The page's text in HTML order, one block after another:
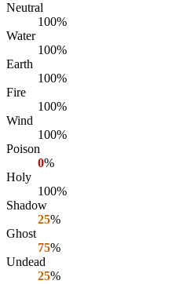
Neutral
100%
Water
100%
Earth
100%
Fire
100%
Wind
100%
Poison
0%
Holy
100%
Shadow
25%
Ghost
75%
Undead
25%